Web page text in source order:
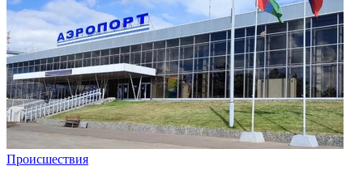
Происшествия